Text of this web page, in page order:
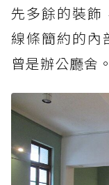
先多餘的裝飾
線條簡約的內
曾是辦公廳舍。